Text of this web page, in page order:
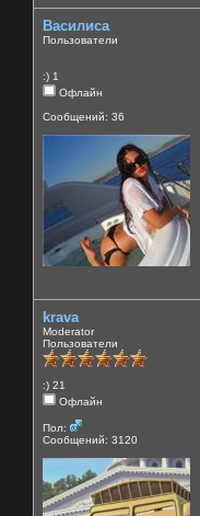
Василиса
Пользователи
:) 1
Офлайн
Сообщений: 36
krava
Moderator
Пользователи
:) 21
Офлайн
Пол:
Сообщений: 3120